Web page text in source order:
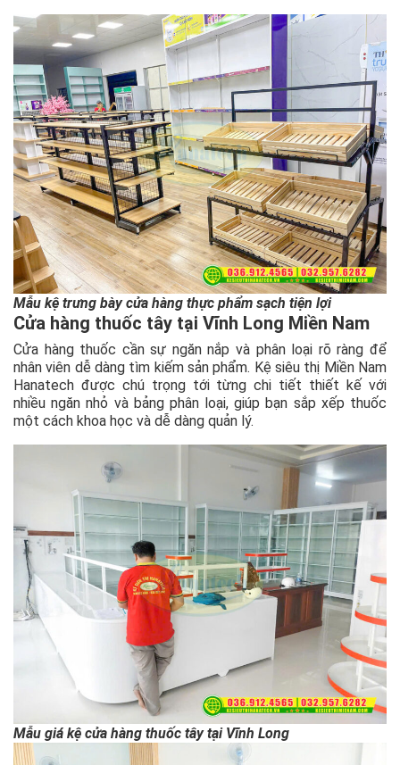
Mẫu kệ trưng bày cửa hàng thực phẩm sạch tiện lợi
Cửa hàng thuốc tây tại Vĩnh Long Miền Nam
Cửa hàng thuốc cần sự ngăn nắp và phân loại rõ ràng để
nhân viên dễ dàng tìm kiếm sản phẩm. Kệ siêu thị Miền Nam
Hanatech được chú trọng tới từng chi tiết thiết kế với
nhiều ngăn nhỏ và bảng phân loại, giúp bạn sắp xếp thuốc
một cách khoa học và dễ dàng quản lý.
Mẫu giá kệ cửa hàng thuốc tây tại Vĩnh Long